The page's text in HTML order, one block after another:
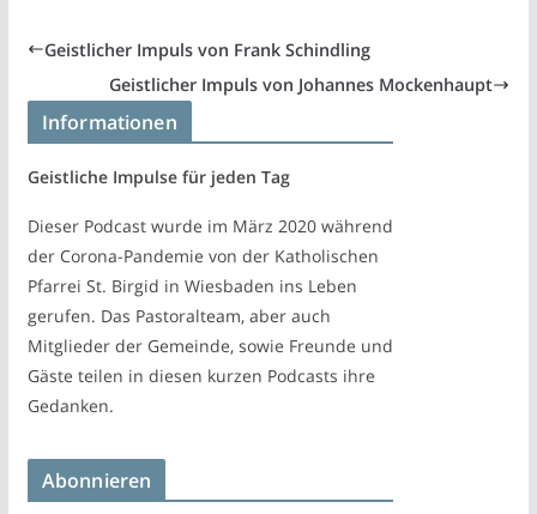
Geistlicher Impuls von Frank Schindling
Geistlicher Impuls von Johannes Mockenhaupt
Informationen
Geistliche Impulse für jeden Tag
Dieser Podcast wurde im März 2020 während
der Corona-Pandemie von der Katholischen
Pfarrei St. Birgid in Wiesbaden ins Leben
gerufen. Das Pastoralteam, aber auch
Mitglieder der Gemeinde, sowie Freunde und
Gäste teilen in diesen kurzen Podcasts ihre
Gedanken.
Abonnieren